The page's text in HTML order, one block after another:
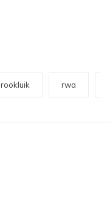
rookluik rwa